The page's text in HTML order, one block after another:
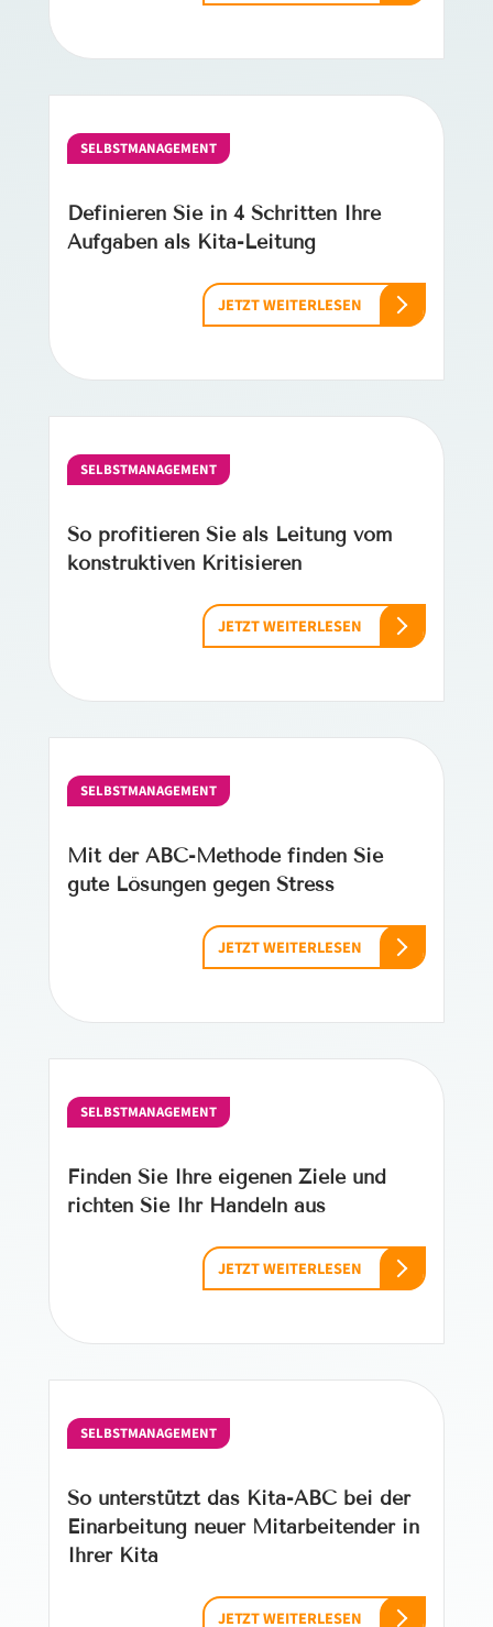
SELBSTMANAGEMENT
Definieren Sie in 4 Schritten Ihre
Aufgaben als Kita-Leitung
JETZT WEITERLESEN
SELBSTMANAGEMENT
So profitieren Sie als Leitung vom
konstruktiven Kritisieren
JETZT WEITERLESEN
SELBSTMANAGEMENT
Mit der ABC-Methode finden Sie
gute Lösungen gegen Stress
JETZT WEITERLESEN
SELBSTMANAGEMENT
Finden Sie Ihre eigenen Ziele und
richten Sie Ihr Handeln aus
JETZT WEITERLESEN
SELBSTMANAGEMENT
So unterstützt das Kita-ABC bei der
Einarbeitung neuer Mitarbeitender in
Ihrer Kita
JETZT WEITERLESEN